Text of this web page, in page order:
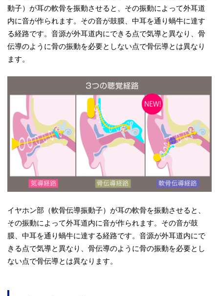
動子）が耳の軟骨を振動させると、その振動によって外耳道
内に音が作られます。その音が鼓膜、中耳を通り蝸牛に達す
る経路です。音源が外耳道内にできる点で気導と異なり、骨
伝導のように骨の振動を必要としない点で骨伝導とは異なり
ます。
イヤホン部（軟骨伝導振動子）が耳の軟骨を振動させると、
その振動によって外耳道内に音が作られます。その音が鼓
膜、中耳を通り蝸牛に達する経路です。音源が外耳道内にで
きる点で気導と異なり、骨伝導のように骨の振動を必要とし
ない点で骨伝導とは異なります。